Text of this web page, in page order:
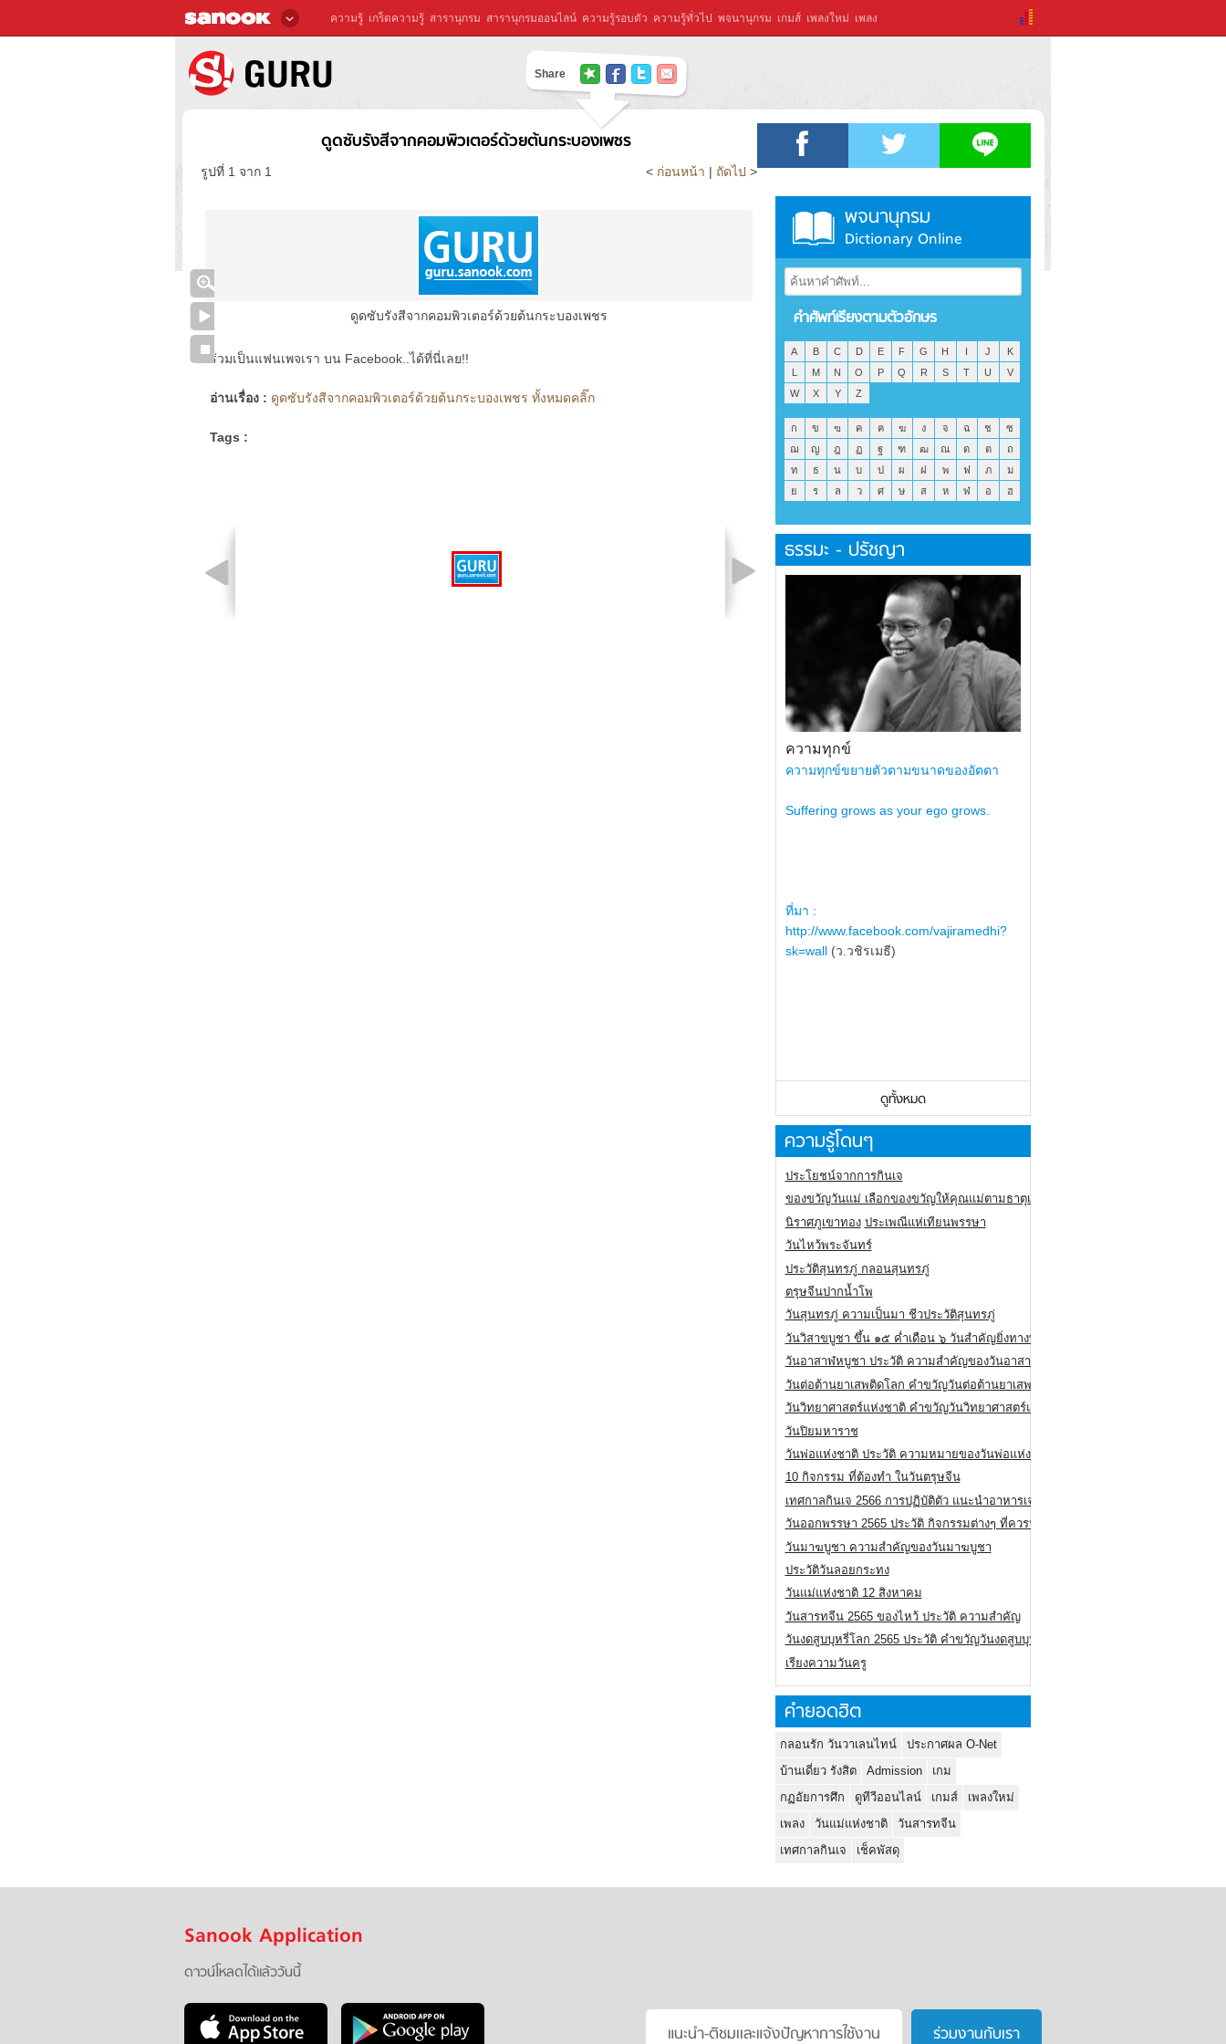
ความรู้ เกร็ดความรู้ สารานุกรม สารานุกรมออนไลน์ ความรู้รอบตัว ความรู้ทั่วไป พจนานุกรม เกมส์ เพลงใหม่ เพลง
Share
ดูดซับรังสีจากคอมพิวเตอร์ด้วยต้นกระบองเพชร
รูปที่ 1 จาก 1 < ก่อนหน้า | ถัดไป >
ดูดซับรังสีจากคอมพิวเตอร์ด้วยต้นกระบองเพชร
ร่วมเป็นแฟนเพจเรา บน Facebook..ได้ที่นี่เลย!!
อ่านเรื่อง : ดูดซับรังสีจากคอมพิวเตอร์ด้วยต้นกระบองเพชร ทั้งหมดคลิ๊ก
Tags :
พจนานุกรม
Dictionary Online
คำศัพท์เรียงตามตัวอักษร
A B C D E F G H I J
K
L
M N O P Q R S T U
V
W
X Y Z
ก ข ฃ ค ฅ ฆ ง จ ฉ ช
ซ
ฌ
ญ ฎ ฏ ฐ ฑ ฒ ณ ด ต
ถ
ท
ธ น บ ป ผ ฝ พ ฟ ภ
ม
ย
ร ล ว ศ ษ ส ห ฬ อ ฮ
ธรรมะ - ปรัชญา
ความทุกข์
ความทุกข์ขยายตัวตามขนาดของอัตตา
Suffering grows as your ego grows.
ที่มา :
http://www.facebook.com/vajiramedhi?
sk=wall (ว.วชิรเมธี)
ดูทั้งหมด
ความรู้โดนๆ
ประโยชน์จากการกินเจ
ของขวัญวันแม่ เลือกของขวัญให้คุณแม่ตามธาตุเกิด
นิราศภูเขาทอง ประเพณีแห่เทียนพรรษา
วันไหว้พระจันทร์
ประวัติสุนทรภู่ กลอนสุนทรภู่
ตรุษจีนปากน้ำโพ
วันสุนทรภู่ ความเป็นมา ชีวประวัติสุนทรภู่
วันวิสาขบูชา ขึ้น ๑๕ ค่ำเดือน ๖ วันสำคัญยิ่งทางพระพุทธศาสนา
วันอาสาฬหบูชา ประวัติ ความสําคัญของวันอาสาฬหบูชา
วันต่อต้านยาเสพติดโลก คำขวัญวันต่อต้านยาเสพติดสากล
วันวิทยาศาสตร์แห่งชาติ คำขวัญวันวิทยาศาสตร์แห่งชาติ
วันปิยมหาราช
วันพ่อแห่งชาติ ประวัติ ความหมายของวันพ่อแห่งชาติ
10 กิจกรรม ที่ต้องทำ ในวันตรุษจีน
เทศกาลกินเจ 2566 การปฏิบัติตัว แนะนำอาหารเจ
วันออกพรรษา 2565 ประวัติ กิจกรรมต่างๆ ที่ควรปฏิบัติ
วันมาฆบูชา ความสำคัญของวันมาฆบูชา
ประวัติวันลอยกระทง
วันแม่แห่งชาติ 12 สิงหาคม
วันสารทจีน 2565 ของไหว้ ประวัติ ความสำคัญ
วันงดสูบบุหรี่โลก 2565 ประวัติ คำขวัญวันงดสูบบุหรี่โลก
เรียงความวันครู
คำยอดฮิต
กลอนรัก วันวาเลนไทน์
ประกาศผล O-Net
บ้านเดี่ยว รังสิต
Admission
เกม
กฏอัยการศึก
ดูทีวีออนไลน์ เกมส์
เพลงใหม่
เพลง
วันแม่แห่งชาติ
วันสารทจีน
เทศกาลกินเจ
เช็คพัสดุ
Sanook Application
ดาวน์โหลดได้แล้ววันนี้
แนะนำ-ติชมเเละแจ้งปัญหาการใช้งาน ร่วมงานกับเรา